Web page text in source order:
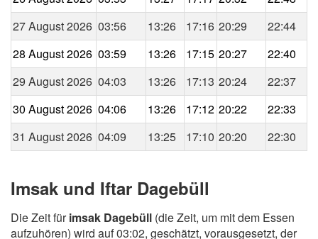
27 August 2026 03:56 13:26 17:16 20:29
22:44
28 August 2026 03:59 13:26 17:15 20:27
22:40
29 August 2026 04:03 13:26 17:13 20:24
22:37
30 August 2026 04:06 13:26 17:12 20:22
22:33
31 August 2026 04:09 13:25 17:10 20:20 22:30
Imsak und Iftar Dagebüll
Die Zeit fürimsak Dagebüll (die Zeit, um mit dem Essen
aufzuhören) wird auf 03:02, geschätzt, vorausgesetzt, der